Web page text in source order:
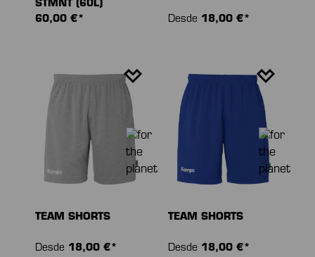
STMNT (60L)
60,00 €*
Desde 18,00 €*
TEAM SHORTS
Desde 18,00 €*
TEAM SHORTS
Desde 18,00 €*